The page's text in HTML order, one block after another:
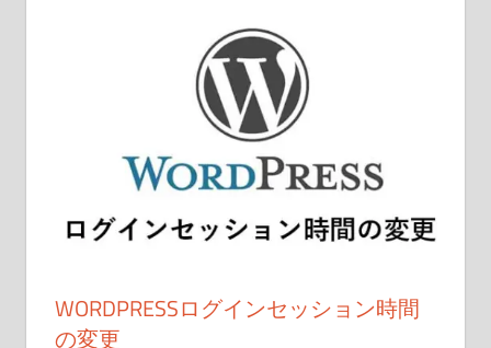
WORDPRESSログインセッション時間
の変更